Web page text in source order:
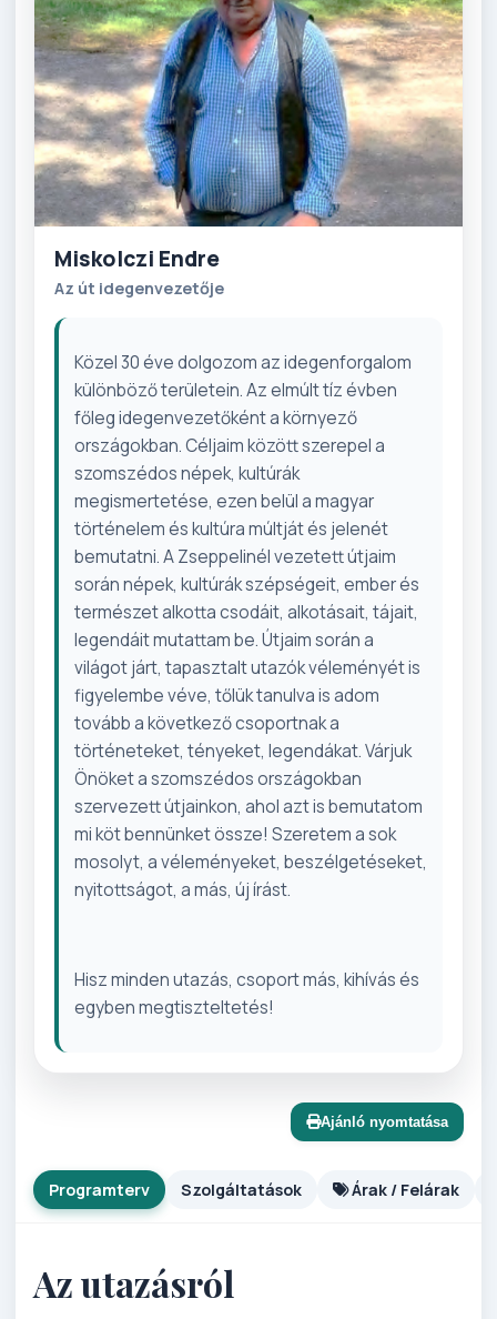
Miskolczi Endre
Az út idegenvezetője
Közel 30 éve dolgozom az idegenforgalom
különböző területein. Az elmúlt tíz évben
főleg idegenvezetőként a környező
országokban. Céljaim között szerepel a
szomszédos népek, kultúrák
megismertetése, ezen belül a magyar
történelem és kultúra múltját és jelenét
bemutatni. A Zseppelinél vezetett útjaim
során népek, kultúrák szépségeit, ember és
természet alkotta csodáit, alkotásait, tájait,
legendáit mutattam be. Útjaim során a
világot járt, tapasztalt utazók véleményét is
figyelembe véve, tőlük tanulva is adom
tovább a következő csoportnak a
történeteket, tényeket, legendákat. Várjuk
Önöket a szomszédos országokban
szervezett útjainkon, ahol azt is bemutatom
mi köt bennünket össze! Szeretem a sok
mosolyt, a véleményeket, beszélgetéseket,
nyitottságot, a más, új írást.
Hisz minden utazás, csoport más, kihívás és
egyben megtiszteltetés!
Ajánló nyomtatása
Programterv Szolgáltatások Árak / Felárak
Az utazásról